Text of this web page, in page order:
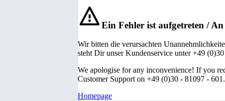
Ein Fehler ist aufgetreten /
Wir bitten die verursachten
steht Dir unser Kundenservice unter +49
We apologise for any inconvenience! If you
Customer Support on +49 (0)30 - 81097 - 601.
Homepage